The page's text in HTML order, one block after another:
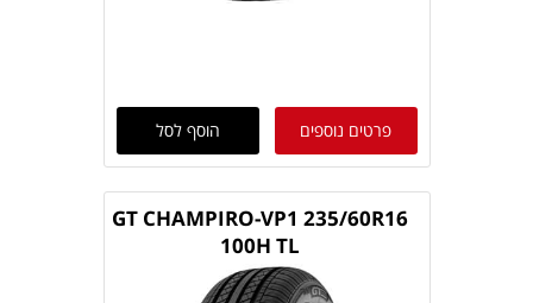
פרטים נוספים הוסף לסל
GT CHAMPIRO-VP1 235/60R16
100H TL